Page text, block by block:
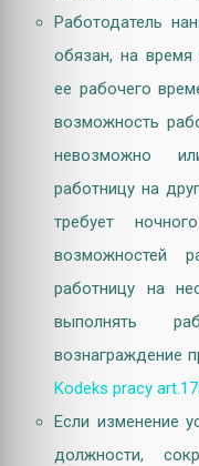
Работодатель
обязан, на время
ее рабочего
возможность
невозможно
работницу на
требует
возможностей
работницу на
выполнять
вознаграждение
Kodeks pracy
Если изменение
должности,